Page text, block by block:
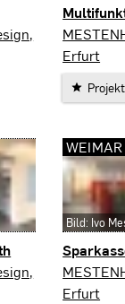
Erfurt
Erfurt
Weimar
Erfurt
WEIMAR
Bild: Ivo